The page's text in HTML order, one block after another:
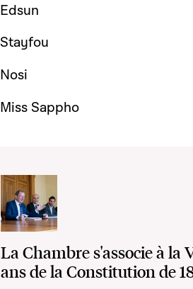
Edsun
Stayfou
Nosi
Miss Sappho
La Chambre s'associe à la
ans de la Constitution de